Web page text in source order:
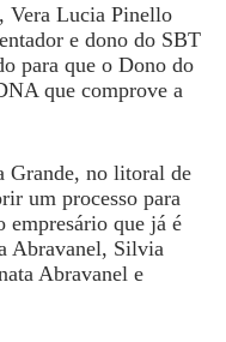
Vera Lucia Pinello
e dono do SBT
para que o Dono do
que comprove a
Grande, no litoral de
um processo para
empresário que já é
Abravanel, Silvia
Abravanel e